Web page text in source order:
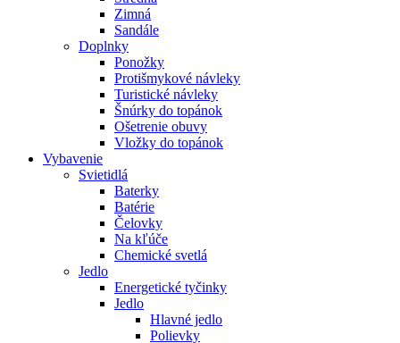
Zimná
Sandále
Doplnky
Ponožky
Protišmykové návleky
Turistické návleky
Šnúrky do topánok
Ošetrenie obuvy
Vložky do topánok
Vybavenie
Svietidlá
Baterky
Batérie
Čelovky
Na kľúče
Chemické svetlá
Jedlo
Energetické tyčinky
Jedlo
Hlavné jedlo
Polievky